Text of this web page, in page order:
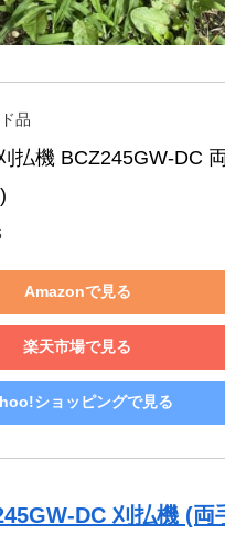
品
払機 BCZ245GW-DC
Amazonで見る
楽天市場で見る
ショッピングで見る
DC 刈払機 (